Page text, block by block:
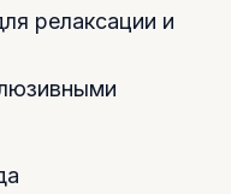
релаксации и